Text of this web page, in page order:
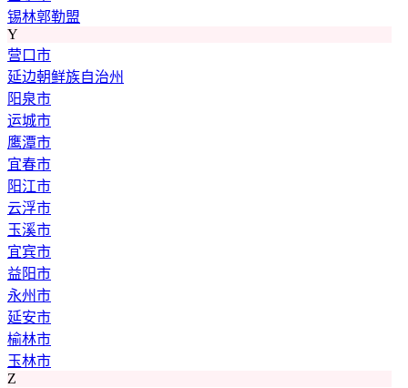
锡林郭勒盟
Y
营口市
延边朝鲜族自治州
阳泉市
运城市
鹰潭市
宜春市
阳江市
云浮市
玉溪市
宜宾市
益阳市
永州市
延安市
榆林市
玉林市
Z